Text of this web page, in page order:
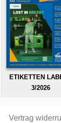
ETIKETTEN
3/2026
Vertrag